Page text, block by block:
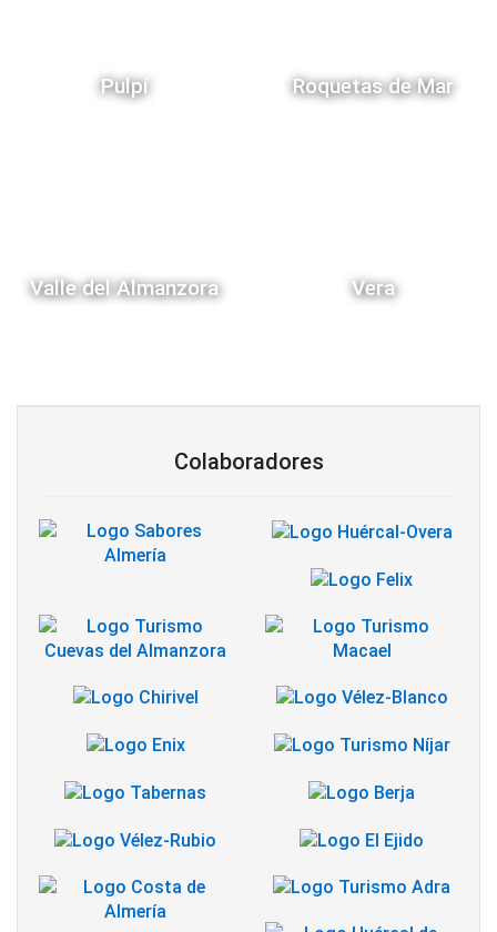
Pulpí Roquetas de Mar
Valle del Almanzora Vera
Colaboradores